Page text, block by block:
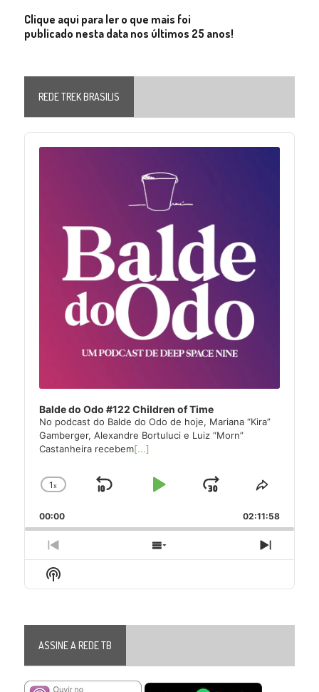
Clique aqui para ler o que mais foi
publicado nesta data nos últimos 25 anos!
REDE TREK BRASILIS
Audio
Player
Balde do Odo #122 Children of Time
No podcast do Balde do Odo de hoje, Mariana “Kira”
Gamberger, Alexandre Bortuluci e Luiz “Morn”
Castanheira recebem[...]
Change
Rate
1x
Skip
Play
Jump
Forward
Share
Episode
00:00 02:11:58
Previous
Episode
Show
Episodes
Next
Episode
Show
Podcast
ASSINE A REDE TB